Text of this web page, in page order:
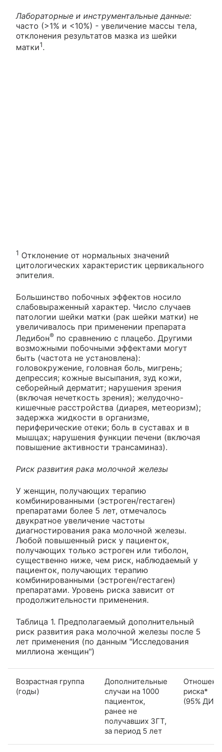
Лабораторные и инструментальные данные:
часто (>1% и <10%) - увеличение массы тела,
отклонения результатов мазка из шейки
матки1.
1 Отклонение от нормальных значений
цитологических характеристик цервикального
эпителия.
Большинство побочных эффектов носило
слабовыраженный характер. Число случаев
патологии шейки матки (рак шейки матки) не
увеличивалось при применении препарата
Ледибон® по сравнению с плацебо. Другими
возможными побочными эффектами могут
быть (частота не установлена):
головокружение, головная боль, мигрень;
депрессия; кожные высыпания, зуд кожи,
себорейный дерматит; нарушения зрения
(включая нечеткость зрения); желудочно-
кишечные расстройства (диарея, метеоризм);
задержка жидкости в организме,
периферические отеки; боль в суставах и в
мышцах; нарушения функции печени (включая
повышение активности трансаминаз).
Риск развития рака молочной железы
У женщин, получающих терапию
комбинированными (эстроген/гестаген)
препаратами более 5 лет, отмечалось
двукратное увеличение частоты
диагностирования рака молочной железы.
Любой повышенный риск у пациенток,
получающих только эстроген или тиболон,
существенно ниже, чем риск, наблюдаемый у
пациенток, получающих терапию
комбинированными (эстроген/гестаген)
препаратами. Уровень риска зависит от
продолжительности применения.
Таблица 1. Предполагаемый дополнительный
риск развития рака молочной железы после 5
лет применения (по данным "Исследования
миллиона женщин")
Возрастная группа
(годы)
Дополнительные
случаи на 1000
пациенток,
ранее не
получавших ЗГТ,
за период 5 лет
риска*
(95% ДИ)